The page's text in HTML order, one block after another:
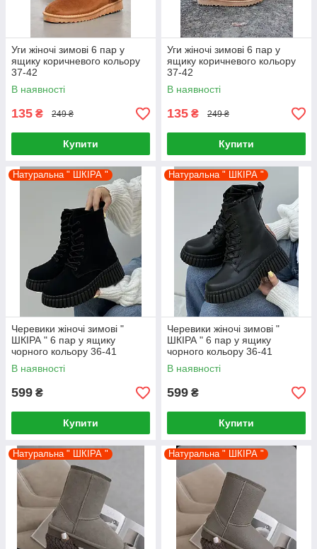
Уги жіночі зимові 6 пар у
ящику коричневого кольору
37-42
В наявності
135 ₴ 249 ₴
Купити
Уги жіночі зимові 6 пар у
ящику коричневого кольору
37-42
В наявності
135 ₴ 249 ₴
Купити
Натуральна " ШКІРА "
Черевики жіночі зимові "
ШКІРА " 6 пар у ящику
чорного кольору 36-41
В наявності
599 ₴
Купити
Натуральна " ШКІРА "
Черевики жіночі зимові "
ШКІРА " 6 пар у ящику
чорного кольору 36-41
В наявності
599 ₴
Купити
Натуральна " ШКІРА " Натуральна " ШКІРА "